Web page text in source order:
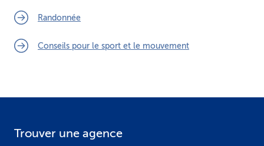
Randonnée
Conseils pour le sport et le mouvement
Trouver une agence